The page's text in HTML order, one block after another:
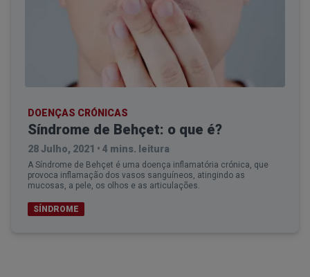
DOENÇAS CRÓNICAS
Síndrome de Behçet: o que é?
28 Julho, 2021 • 4 mins. leitura
A Síndrome de Behçet é uma doença inflamatória crónica, que
provoca inflamação dos vasos sanguíneos, atingindo as
mucosas, a pele, os olhos e as articulações.
SÍNDROME